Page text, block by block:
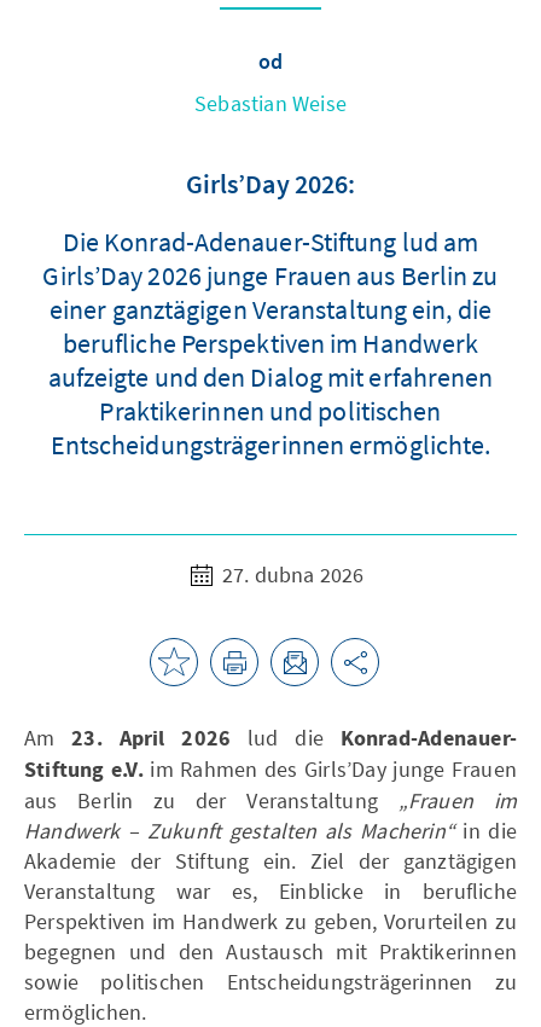
od
Sebastian Weise
Girls’Day 2026:
Die Konrad-Adenauer-Stiftung lud am
Girls’Day 2026 junge Frauen aus Berlin zu
einer ganztägigen Veranstaltung ein, die
berufliche Perspektiven im Handwerk
aufzeigte und den Dialog mit erfahrenen
Praktikerinnen und politischen
Entscheidungsträgerinnen ermöglichte.
27. dubna 2026
Am23. April 2026 lud die Konrad-Adenauer-
Stiftung e.V.im Rahmen des Girls’Day junge Frauen
aus Berlin zu der Veranstaltung „Frauen im
Handwerk – Zukunft gestalten als Macherin“in die
Akademie der Stiftung ein. Ziel der ganztägigen
Veranstaltung war es, Einblicke in berufliche
Perspektiven im Handwerk zu geben, Vorurteilen zu
begegnen und den Austausch mit Praktikerinnen
sowie politischen Entscheidungsträgerinnen zu
ermöglichen.